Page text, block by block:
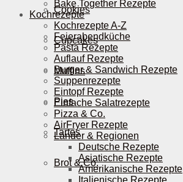
Cookies
Cupcakes
Muffins
Pies
Tartes
Brot & Co.
Bake Together Rezepte
Kochrezepte
Kochrezepte A-Z
Feierabendküche
Pasta Rezepte
Auflauf Rezepte
Burger & Sandwich Rezepte
Suppenrezepte
Eintopf Rezepte
Einfache Salatrezepte
Pizza & Co.
AirFryer Rezepte
Länder & Regionen
Deutsche Rezepte
Asiatische Rezepte
Amerikanische Rezepte
Italienische Rezepte